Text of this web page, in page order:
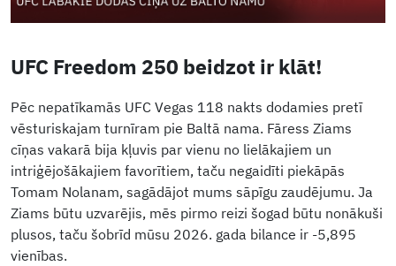
UFC Freedom 250 beidzot ir klāt!
Pēc nepatīkamās UFC Vegas 118 nakts dodamies pretī
vēsturiskajam turnīram pie Baltā nama. Fāress Ziams
cīņas vakarā bija kļuvis par vienu no lielākajiem un
intriģējošākajiem favorītiem, taču negaidīti piekāpās
Tomam Nolanam, sagādājot mums sāpīgu zaudējumu. Ja
Ziams būtu uzvarējis, mēs pirmo reizi šogad būtu nonākuši
plusos, taču šobrīd mūsu 2026. gada bilance ir -5,895
vienības.